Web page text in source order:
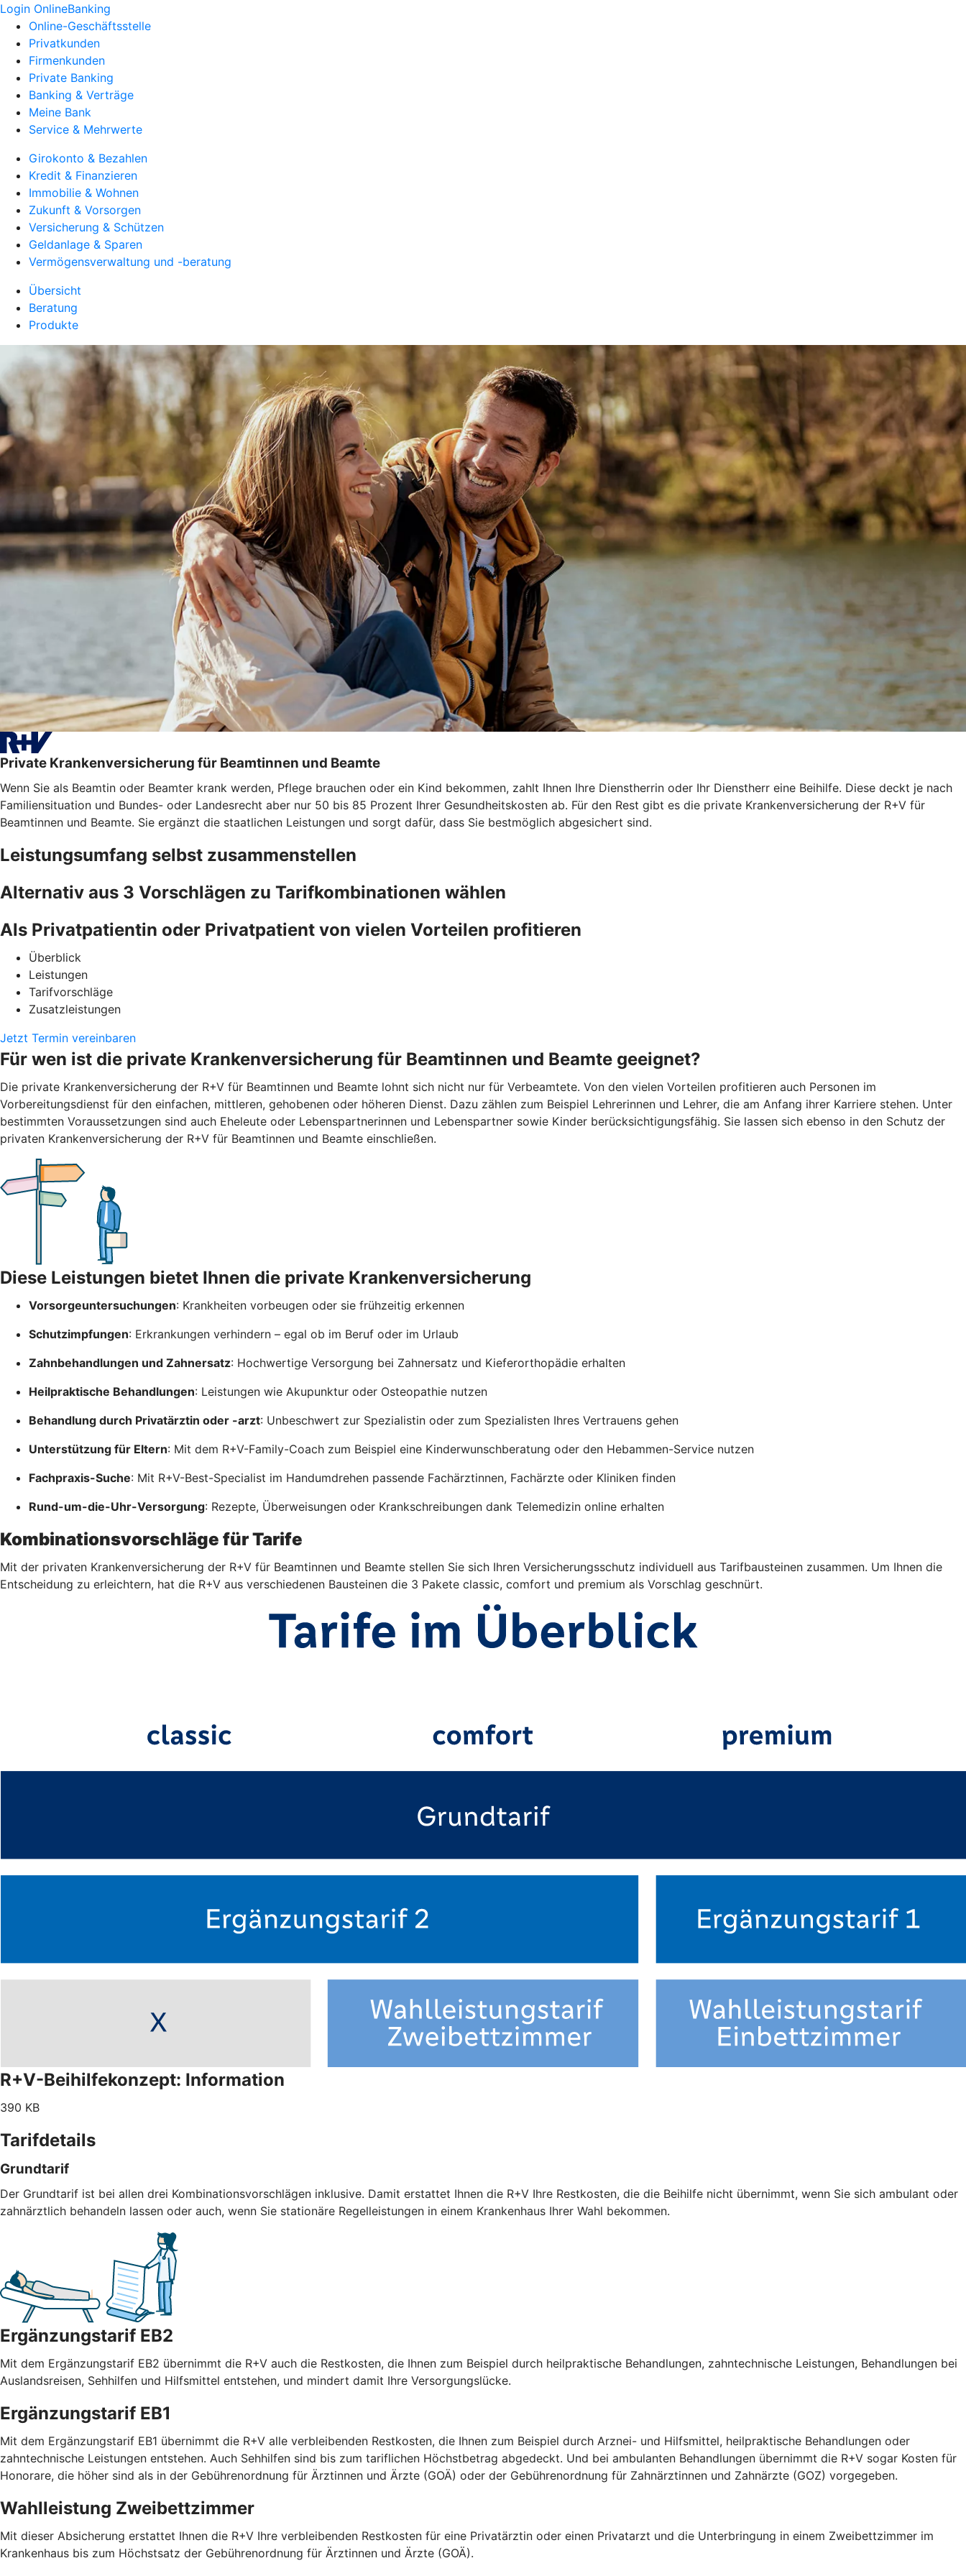
Login OnlineBanking
Online-Geschäftsstelle
Privatkunden
Firmenkunden
Private Banking
Banking & Verträge
Meine Bank
Service & Mehrwerte
Girokonto & Bezahlen
Kredit & Finanzieren
Immobilie & Wohnen
Zukunft & Vorsorgen
Versicherung & Schützen
Geldanlage & Sparen
Vermögensverwaltung und -beratung
Übersicht
Beratung
Produkte
Private Krankenversicherung für Beamtinnen und Beamte
Wenn Sie als Beamtin oder Beamter krank werden, Pflege brauchen oder ein Kind bekommen, zahlt Ihnen Ihre Dienstherrin oder Ihr Dienstherr eine Beihilfe. Diese deckt je nach
Familiensituation und Bundes- oder Landesrecht aber nur 50 bis 85 Prozent Ihrer Gesundheitskosten ab. Für den Rest gibt es die private Krankenversicherung der R+V für
Beamtinnen und Beamte. Sie ergänzt die staatlichen Leistungen und sorgt dafür, dass Sie bestmöglich abgesichert sind.
Leistungsumfang selbst zusammenstellen
Alternativ aus 3 Vorschlägen zu Tarifkombinationen wählen
Als Privatpatientin oder Privatpatient von vielen Vorteilen profitieren
Überblick
Leistungen
Tarifvorschläge
Zusatzleistungen
Jetzt Termin vereinbaren
Für wen ist die private Krankenversicherung für Beamtinnen und Beamte geeignet?
Die private Krankenversicherung der R+V für Beamtinnen und Beamte lohnt sich nicht nur für Verbeamtete. Von den vielen Vorteilen profitieren auch Personen im
Vorbereitungsdienst für den einfachen, mittleren, gehobenen oder höheren Dienst. Dazu zählen zum Beispiel Lehrerinnen und Lehrer, die am Anfang ihrer Karriere stehen. Unter
bestimmten Voraussetzungen sind auch Eheleute oder Lebenspartnerinnen und Lebenspartner sowie Kinder berücksichtigungsfähig. Sie lassen sich ebenso in den Schutz der
privaten Krankenversicherung der R+V für Beamtinnen und Beamte einschließen.
Diese Leistungen bietet Ihnen die private Krankenversicherung
Vorsorgeuntersuchungen: Krankheiten vorbeugen oder sie frühzeitig erkennen
Schutzimpfungen: Erkrankungen verhindern – egal ob im Beruf oder im Urlaub
Zahnbehandlungen und Zahnersatz: Hochwertige Versorgung bei Zahnersatz und Kieferorthopädie erhalten
Heilpraktische Behandlungen: Leistungen wie Akupunktur oder Osteopathie nutzen
Behandlung durch Privatärztin oder -arzt: Unbeschwert zur Spezialistin oder zum Spezialisten Ihres Vertrauens gehen
Unterstützung für Eltern: Mit dem R+V-Family-Coach zum Beispiel eine Kinderwunschberatung oder den Hebammen-Service nutzen
Fachpraxis-Suche: Mit R+V-Best-Specialist im Handumdrehen passende Fachärztinnen, Fachärzte oder Kliniken finden
Rund-um-die-Uhr-Versorgung: Rezepte, Überweisungen oder Krankschreibungen dank Telemedizin online erhalten
Kombinationsvorschläge für Tarife
Mit der privaten Krankenversicherung der R+V für Beamtinnen und Beamte stellen Sie sich Ihren Versicherungsschutz individuell aus Tarifbausteinen zusammen. Um Ihnen die
Entscheidung zu erleichtern, hat die R+V aus verschiedenen Bausteinen die 3 Pakete classic, comfort und premium als Vorschlag geschnürt.
R+V-Beihilfekonzept: Information
390 KB
Tarifdetails
Grundtarif
Der Grundtarif ist bei allen drei Kombinationsvorschlägen inklusive. Damit erstattet Ihnen die R+V Ihre Restkosten, die die Beihilfe nicht übernimmt, wenn Sie sich ambulant oder
zahnärztlich behandeln lassen oder auch, wenn Sie stationäre Regelleistungen in einem Krankenhaus Ihrer Wahl bekommen.
Ergänzungstarif EB2
Mit dem Ergänzungstarif EB2 übernimmt die R+V auch die Restkosten, die Ihnen zum Beispiel durch heilpraktische Behandlungen, zahntechnische Leistungen, Behandlungen bei
Auslandsreisen, Sehhilfen und Hilfsmittel entstehen, und mindert damit Ihre Versorgungslücke.
Ergänzungstarif EB1
Mit dem Ergänzungstarif EB1 übernimmt die R+V alle verbleibenden Restkosten, die Ihnen zum Beispiel durch Arznei- und Hilfsmittel, heilpraktische Behandlungen oder
zahntechnische Leistungen entstehen. Auch Sehhilfen sind bis zum tariflichen Höchstbetrag abgedeckt. Und bei ambulanten Behandlungen übernimmt die R+V sogar Kosten für
Honorare, die höher sind als in der Gebührenordnung für Ärztinnen und Ärzte (GOÄ) oder der Gebührenordnung für Zahnärztinnen und Zahnärzte (GOZ) vorgegeben.
Wahlleistung Zweibettzimmer
Mit dieser Absicherung erstattet Ihnen die R+V Ihre verbleibenden Restkosten für eine Privatärztin oder einen Privatarzt und die Unterbringung in einem Zweibettzimmer im
Krankenhaus bis zum Höchstsatz der Gebührenordnung für Ärztinnen und Ärzte (GOÄ).